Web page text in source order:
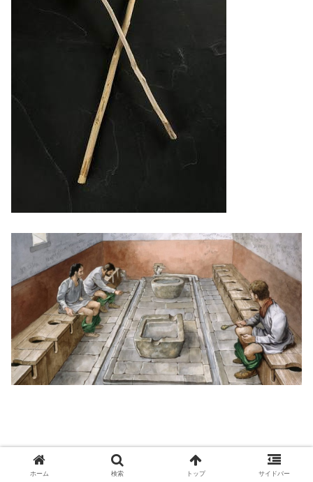
雑な名無し 2018/05/13(日)00:59:19 ID:etC
ホーム 検索 トップ サイドバー